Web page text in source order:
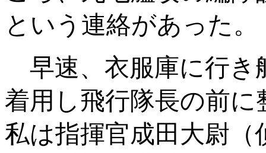
という連絡があった。
早速、衣服庫に行き
着用し飛行隊長の前
私は指揮官成田大尉（